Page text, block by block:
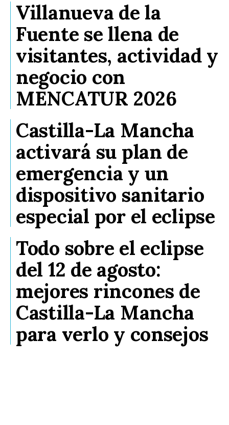
Villanueva de la
Fuente se llena de
visitantes, actividad y
negocio con
MENCATUR 2026
Castilla-La Mancha
activará su plan de
emergencia y un
dispositivo sanitario
especial por el eclipse
Todo sobre el eclipse
del 12 de agosto:
mejores rincones de
Castilla-La Mancha
para verlo y consejos